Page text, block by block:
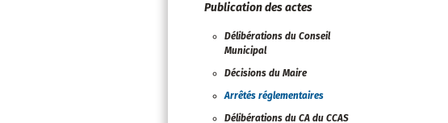
Publication des actes
Délibérations du Conseil
Municipal
Décisions du Maire
Arrêtés réglementaires
Délibérations du CA du CCAS